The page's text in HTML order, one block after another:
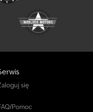
się
Pomoc